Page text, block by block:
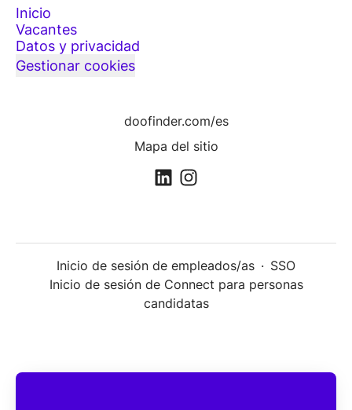
Inicio
Vacantes
Datos y privacidad
Gestionar cookies
doofinder.com/es
Mapa del sitio
Inicio de sesión de empleados/as · SSO
Inicio de sesión de Connect para personas
candidatas